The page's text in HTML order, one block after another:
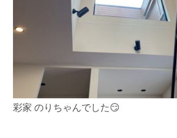
彩家 のりちゃんでした😏